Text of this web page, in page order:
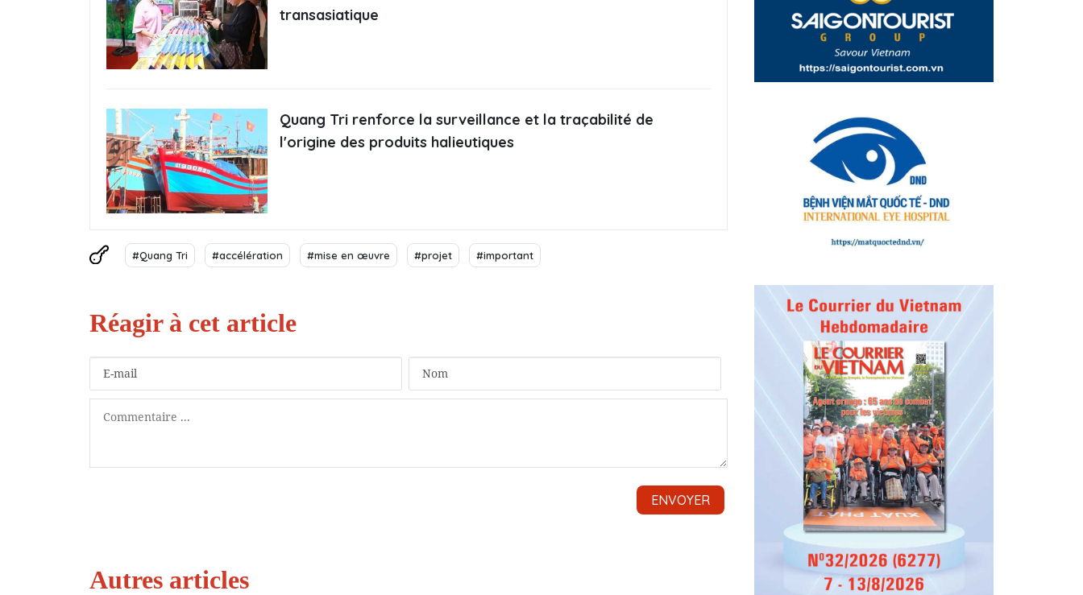
transasiatique
Quang Tri renforce la surveillance et la traçabilité de
l'origine des produits halieutiques
#Quang Tri #accélération #mise en œuvre #projet #important
Autres articles